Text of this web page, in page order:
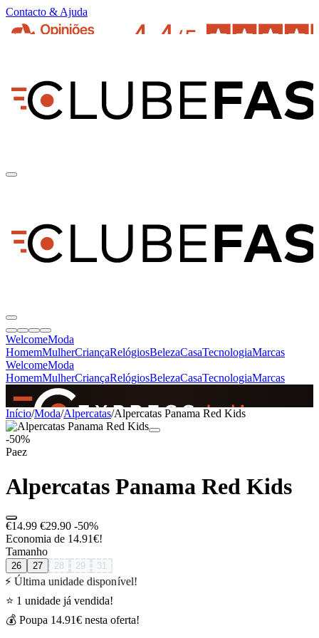
Contacto & Ajuda
WelcomeModa
HomemMulherCriançaRelógiosBelezaCasaTecnologiaMarcas
WelcomeModa
HomemMulherCriançaRelógiosBelezaCasaTecnologiaMarcas
SINCE 2005
Início/Moda/Alpercatas/Alpercatas Panama Red Kids
-50%
Paez
Alpercatas Panama Red Kids
€14.99 €29.90 -50%
Economia de 14.91€!
Tamanho
26 27 28 29 31
⚡ Última unidade disponível!
⭐ 1 unidade já vendida!
💰 Poupa 14.91€ nesta oferta!